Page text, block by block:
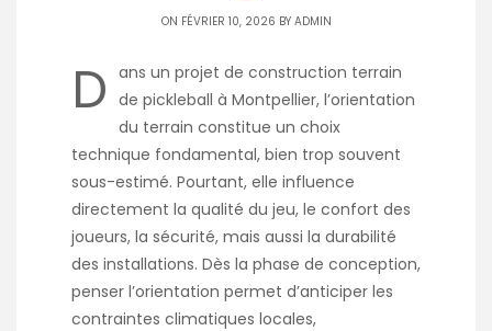
ON FÉVRIER 10, 2026 BY ADMIN
D ans un projet de construction terrain
de pickleball à Montpellier, l’orientation
du terrain constitue un choix
technique fondamental, bien trop souvent
sous-estimé. Pourtant, elle influence
directement la qualité du jeu, le confort des
joueurs, la sécurité, mais aussi la durabilité
des installations. Dès la phase de conception,
penser l’orientation permet d’anticiper les
contraintes climatiques locales,